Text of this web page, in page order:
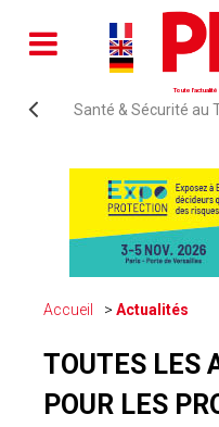
Toute l'actualité
Santé & Sécurité au
Accueil Actualités
TOUTES LES
POUR LES